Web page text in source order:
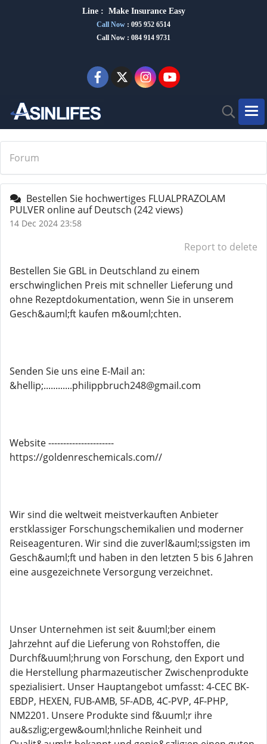
Line : Make Insurance Easy
Call Now : 095 952 6514
Call Now : 084 914 9731
Forum
Bestellen Sie hochwertiges FLUALPRAZOLAM
PULVER online auf Deutsch (242 views)
14 Dec 2024 23:58
Report to delete
Bestellen Sie GBL in Deutschland zu einem
erschwinglichen Preis mit schneller Lieferung und
ohne Rezeptdokumentation, wenn Sie in unserem
Gesch&auml;ft kaufen m&ouml;chten.
Senden Sie uns eine E-Mail an:
&hellip;............philippbruch248@gmail.com
Website ----------------------
https://goldenreschemicals.com//
Wir sind die weltweit meistverkauften Anbieter
erstklassiger Forschungschemikalien und moderner
Reiseagenturen. Wir sind die zuverl&auml;ssigsten im
Gesch&auml;ft und haben in den letzten 5 bis 6 Jahren
eine ausgezeichnete Versorgung verzeichnet.
Unser Unternehmen ist seit &uuml;ber einem
Jahrzehnt auf die Lieferung von Rohstoffen, die
Durchf&uuml;hrung von Forschung, den Export und
die Herstellung pharmazeutischer Zwischenprodukte
spezialisiert. Unser Hauptangebot umfasst: 4-CEC BK-
EBDP, HEXEN, FUB-AMB, 5F-ADB, 4C-PVP, 4F-PHP,
NM2201. Unsere Produkte sind f&uuml;r ihre
au&szlig;ergew&ouml;hnliche Reinheit und